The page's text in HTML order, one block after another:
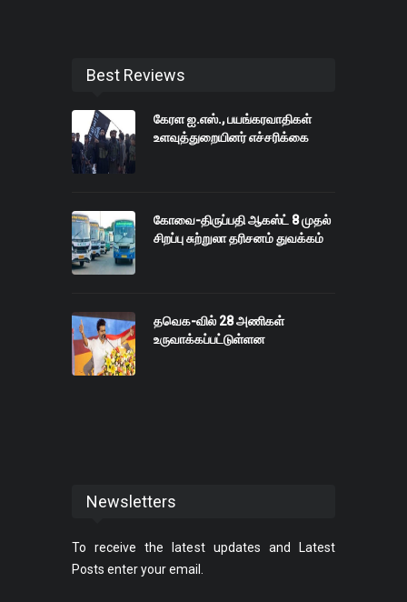
Best Reviews
கேரள ஐ.எஸ்., பயங்கரவாதிகள்
உளவுத்துறையினர் எச்சரிக்கை
கோவை-திருப்பதி ஆகஸ்ட் 8 முதல்
சிறப்பு சுற்றுலா தரிசனம் துவக்கம்
தவெக-வில் 28 அணிகள்
உருவாக்கப்பட்டுள்ளன
Newsletters
To receive the latest updates and Latest
Posts enter your email.